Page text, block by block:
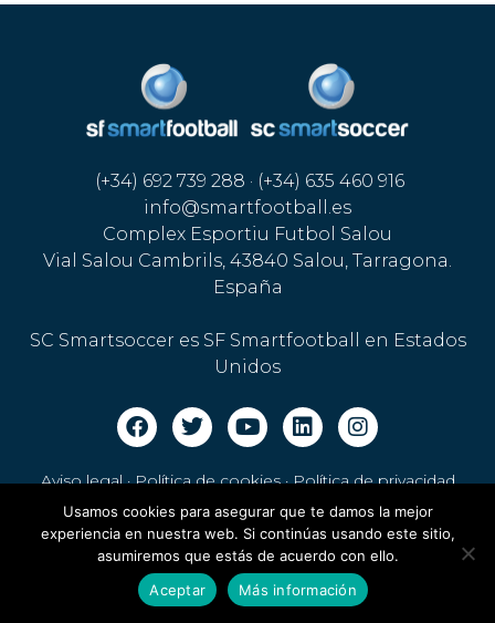
(+34) 692 739 288 · (+34) 635 460 916
info@smartfootball.es
Complex Esportiu Futbol Salou
Vial Salou Cambrils, 43840 Salou, Tarragona.
España
SC Smartsoccer es SF Smartfootball en Estados
Unidos
Aviso legal · Política de cookies·Política de privacidad
Usamos cookies para asegurar que te damos la mejor
experiencia en nuestra web. Si continúas usando este sitio,
asumiremos que estás de acuerdo con ello.
Aceptar
Más información